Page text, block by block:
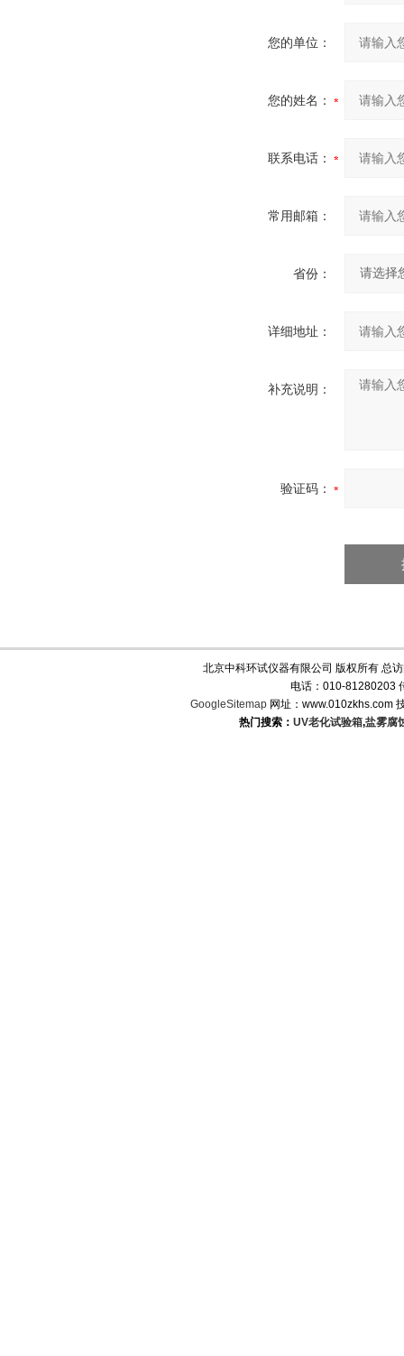
您的单位：
您的姓名：
联系电话：
常用邮箱：
省份：
详细地址：
补充说明：
验证码：
北京中科环试仪器有限公司 版权所有 总
电话：010-81280203
GoogleSitemap 网址：www.010zkhs.com
热门搜索： UV老化试验箱,盐雾腐